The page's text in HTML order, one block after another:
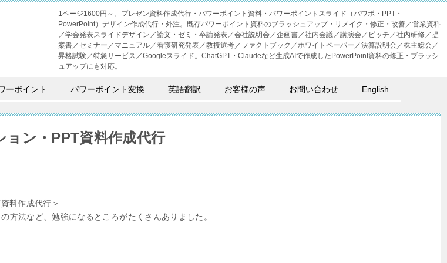
1ページ1600円～。プレゼン資料作成代行・パワーポイント資料・パワーポイントスライド（パワポ・PPT・
PowerPoint）デザイン作成代行・外注。既存パワーポイント資料のブラッシュアップ・リメイク・修正・改善／営業資料
／学会発表スライドデザイン／論文・ゼミ・卒論発表／会社説明会／企画書／社内会議／講演会／ピッチ／社内研修／提
案書／セミナー／マニュアル／看護研究発表／教授選考／ファクトブック／ホワイトペーパー／決算説明会／株主総会／
昇格試験／特急サービス／Googleスライド。ChatGPT・Claudeなど生成AIで作成したPowerPoint資料の修正・ブラッシ
ュアップにも対応。
ーポイント パワーポイント変換 英語翻訳 お客様の声 お問い合わせ English
ョン・PPT資料作成代行
料作成代行＞
方法など、勉強になるところがたくさんありました。